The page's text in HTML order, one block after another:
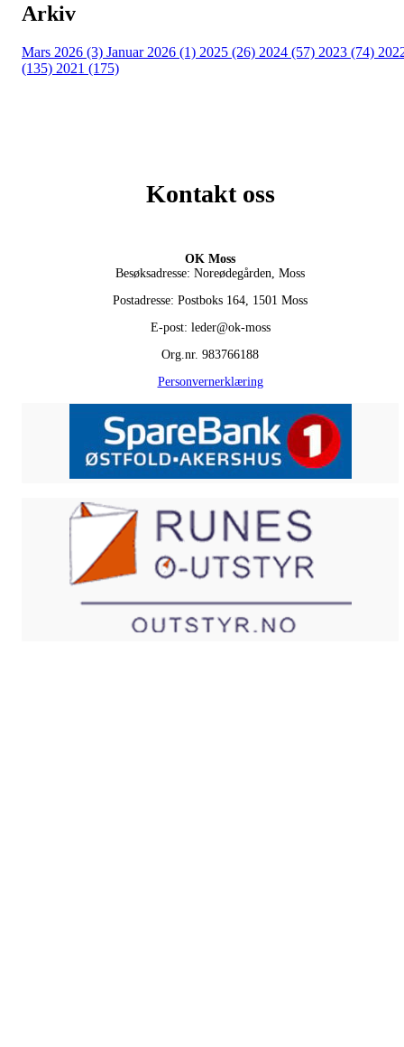
Arkiv
Mars 2026 (3) Januar 2026 (1) 2025 (26) 2024 (57) 2023 (74)
(135) 2021 (175)
Kontakt oss
OK Moss
Besøksadresse: Noreødegården, Moss
Postadresse: Postboks 164, 1501 Moss
E-post: leder@ok-moss
Org.nr. 983766188
Personvernerklæring